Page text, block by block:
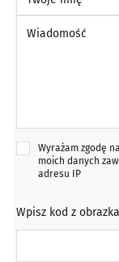
Wyrażam zgodę
moich danych
adresu IP
Wpisz kod z obrazka